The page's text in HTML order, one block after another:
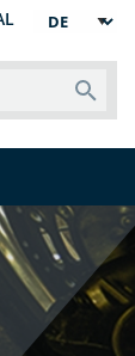
Sprache